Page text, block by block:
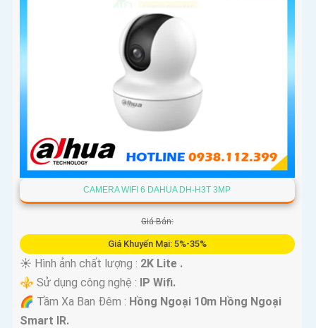
CAMERA WIFI 6 DAHUA DH-H3T 3MP
Giá Bán:
Giá Khuyến Mại: 5%-35%
☀️ Hình ảnh chất lượng : 2K Lite .
⚜️ Sử dụng công nghệ : IP Wifi.
🌈 Tầm Xa Ban Đêm : Hồng Ngoại 10m Hồng Ngoại
Smart IR.